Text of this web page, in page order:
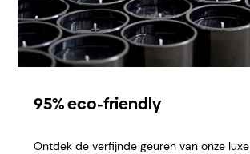
95% eco-friendly
Ontdek de verfijnde geuren van onze luxe